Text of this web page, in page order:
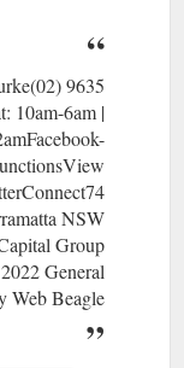
9635
10am-6am |
NSW
Group
General
Web Beagle